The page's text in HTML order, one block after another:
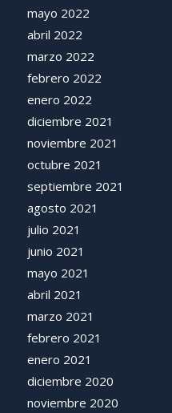
mayo 2022
abril 2022
marzo 2022
febrero 2022
enero 2022
diciembre 2021
noviembre 2021
octubre 2021
septiembre 2021
agosto 2021
julio 2021
junio 2021
mayo 2021
abril 2021
marzo 2021
febrero 2021
enero 2021
diciembre 2020
noviembre 2020